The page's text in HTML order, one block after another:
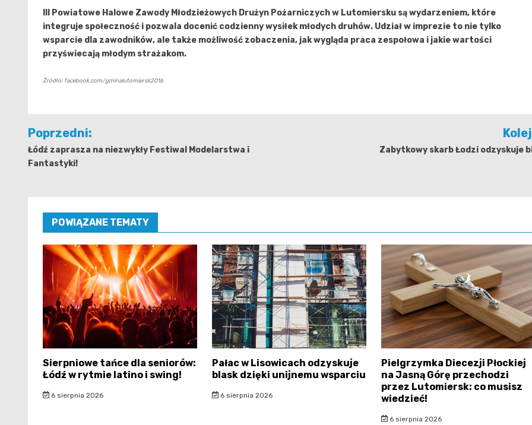
III Powiatowe Halowe Zawody Młodzieżowych Drużyn Pożarniczych w Lutomiersku są wydarzeniem, które
integruje społeczność i pozwala docenić codzienny wysiłek młodych druhów. Udział w imprezie to nie tylko
wsparcie dla zawodników, ale także możliwość zobaczenia, jak wygląda praca zespołowa i jakie wartości
przyświecają młodym strażakom.
Źródło: facebook.com/gminalutomiersk2016
Nawigacja
wpisu
Poprzedni:
Łódź zaprasza na niezwykły Festiwal Modelarstwa i
Fantastyki!
Zabytkowy skarb Łodzi odzyskuje
POWIĄZANE TEMATY
Sierpniowe tańce dla seniorów:
Łódź w rytmie latino i swing!
6 sierpnia 2026
Pałac w Lisowicach odzyskuje
blask dzięki unijnemu wsparciu
6 sierpnia 2026
Pielgrzymka Diecezji Płockiej
na Jasną Górę przechodzi
przez Lutomiersk: co musisz
wiedzieć!
6 sierpnia 2026